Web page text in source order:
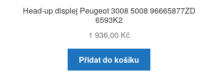
Head-up displej Peugeot 3008 5008 96665877ZD
6593K2
1 936,00 Kč
Přidat do košíku